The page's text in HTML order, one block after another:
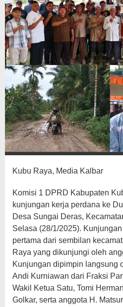
Kubu Raya, Media Kalbar
Komisi 1 DPRD Kabupaten
kunjungan kerja perdana ke
Desa Sungai Deras,
Selasa (28/1/2025).
pertama dari sembilan
Raya yang dikunjungi oleh
Kunjungan dipimpin langsung
Andi Kurniawan dari Fraksi
Wakil Ketua Satu, Tomi
Golkar, serta anggota H.